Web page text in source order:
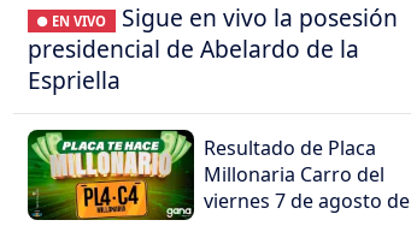
● EN VIVO
Sigue en vivo la posesión
presidencial de Abelardo de la
Espriella
Resultado de Placa
Millonaria Carro del
viernes 7 de agosto de